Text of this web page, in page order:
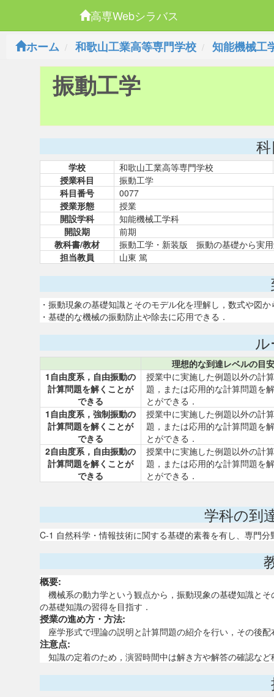
高専Webシラバス
ホーム
和歌山工業高等専門学校 知能機械工
振動工学
学校
和歌山工業高等専門学校
授業科目
振動工学
科目番号
0077
授業形態
授業
開設学科
知能機械工学科
開設期
前期
教科書/教材
振動工学・新装版 振動の基礎から実
担当教員
山東 篤
・振動現象の基礎知識とそのモデル化を理解し，数式や図
・基礎的な機械の振動防止や除去に応用できる．
理想的な到達レベルの目安
1自由度系，自由振動の
計算問題を解くことが
できる
授業中に実施した例題以外の計
題，または応用的な計算問題を
とができる．
1自由度系，強制振動の
計算問題を解くことが
できる
授業中に実施した例題以外の計
題，または応用的な計算問題を
とができる．
2自由度系，自由振動の
計算問題を解くことが
できる
授業中に実施した例題以外の計
題，または応用的な計算問題を
とができる．
学科の到
C-1 自然科学・情報技術に関する基礎的素養を有し、専門
概要:
機械系の動力学という観点から，振動現象の基礎知識と
の基礎知識の習得を目指す．
授業の進め方・方法:
座学形式で理論の説明と計算問題の紹介を行い，その後
注意点:
知識の定着のため，演習時間中は解き方や解答の確認な